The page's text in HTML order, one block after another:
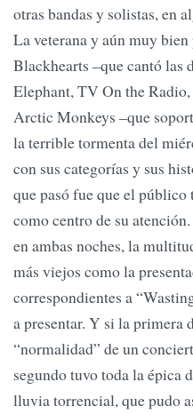
otras bandas y solistas, en
La veterana y aún muy bien
Blackhearts –que cantó las
Elephant, TV On the
Arctic Monkeys –que
la terrible tormenta del
con sus categorías y sus
que pasó fue que el
como centro de su
en ambas noches, la
más viejos como la
correspondientes a
a presentar. Y si la primera
“normalidad” de un
segundo tuvo toda la épica
lluvia torrencial, que pudo